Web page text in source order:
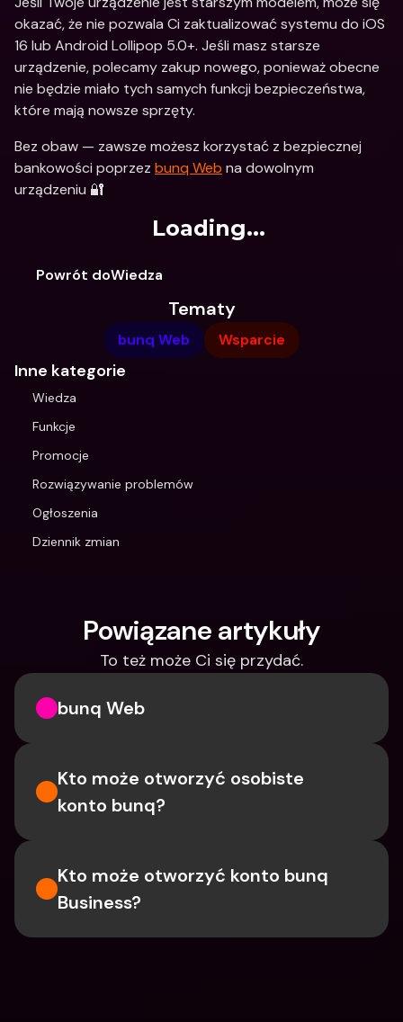
okazać, że nie pozwala Ci zaktualizować systemu do iOS
16 lub Android Lollipop 5.0+. Jeśli masz starsze
urządzenie, polecamy zakup nowego, ponieważ obecne
nie będzie miało tych samych funkcji bezpieczeństwa,
które mają nowsze sprzęty.
Bez obaw — zawsze możesz korzystać z bezpiecznej
bankowości poprzez bunq Web na dowolnym
urządzeniu 🔐
Loading...
Powrót doWiedza
Tematy
bunq Web Wsparcie
Inne kategorie
Wiedza
Funkcje
Promocje
Rozwiązywanie problemów
Ogłoszenia
Dziennik zmian
Powiązane artykuły
To też może Ci się przydać.
bunq Web
Kto może otworzyć osobiste
konto bunq?
Kto może otworzyć konto bunq
Business?